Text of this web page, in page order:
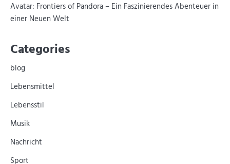
Avatar: Frontiers of Pandora – Ein Faszinierendes Abenteuer in
einer Neuen Welt
Categories
blog
Lebensmittel
Lebensstil
Musik
Nachricht
Sport